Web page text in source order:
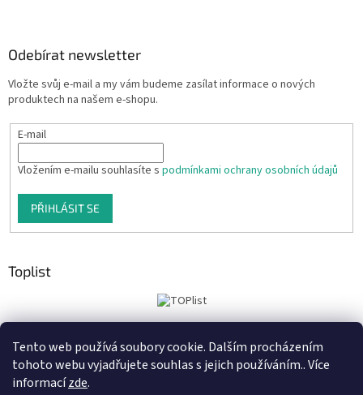
Tento web používá soubory cookie. Dalším procházením
tohoto webu vyjadřujete souhlas s jejich používáním.. Více
informacízde.
Odebírat newsletter
Vložte svůj e-mail a my vám budeme zasílat informace o nových
produktech na našem e-shopu.
E-mail
Vložením e-mailu souhlasíte s podmínkami ochrany osobních údajů
PŘIHLÁSIT SE
Toplist
Tiskoteka.cz Krowki.cz Cedule-Cedulky.cz